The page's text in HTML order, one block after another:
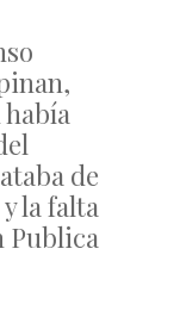
de
la falta
Publica